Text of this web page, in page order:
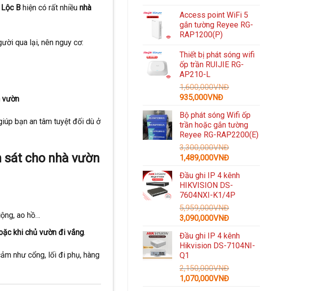
B hiện có rất nhiều nhà
qua lại, nên nguy cơ:
vườn
bạn an tâm tuyệt đối dù ở
sát cho nhà vườn
ao hồ…
khi chủ vườn đi vắng.
như cổng, lối đi phụ, hàng
Access point WiFi 5
gắn tường Reyee RG-
RAP1200(P)
Thiết bị phát sóng wifi
ốp trần RUIJIE RG-
AP210-L
1,600,000VNĐ
Giá
là:
1,600,000VNĐ.
935,000VNĐGiá
tại
là:
935,000VNĐ.
Bộ phát sóng Wifi ốp
trần hoặc gắn tường
Reyee RG-RAP2200(E)
3,300,000VNĐ
Giá
là:
3,300,000VNĐ.
1,489,000VNĐGiá
tại
là:
1,489,000VNĐ.
Đầu ghi IP 4 kênh
HIKVISION DS-
7604NXI-K1/4P
5,959,000VNĐ
Giá
là:
5,959,000VNĐ.
3,090,000VNĐGiá
tại
là:
Đầu ghi IP 4 kênh
Hikvision DS-7104NI-
Q1
2,150,000VNĐ
Giá
1,070,000VNĐGiá